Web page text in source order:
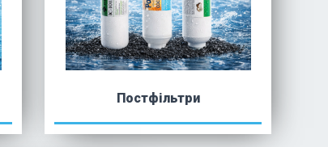
Постфільтри